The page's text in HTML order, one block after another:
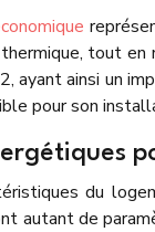
tout
ayant ainsi un
pour son
du
autant de